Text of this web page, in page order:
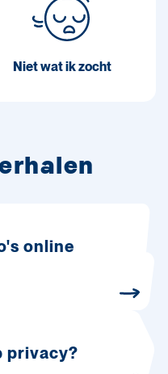
Niet wat ik zocht
online
privacy?